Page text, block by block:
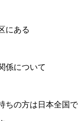
にある
係について
ちの方は日本全国で